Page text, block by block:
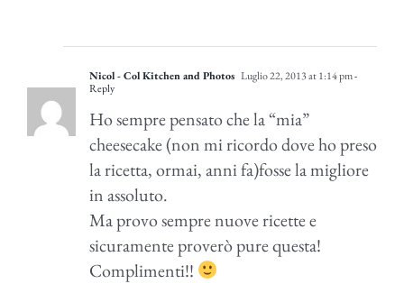
Nicol - Col Kitchen and Photos Luglio 22, 2013 at 1:14 pm-
Reply
Ho sempre pensato che la “mia”
cheesecake (non mi ricordo dove ho preso
la ricetta, ormai, anni fa)fosse la migliore
in assoluto.
Ma provo sempre nuove ricette e
sicuramente proverò pure questa!
Complimenti!!